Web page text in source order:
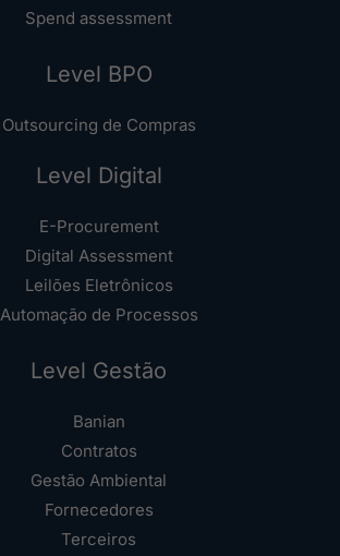
Spend assessment
Level BPO
Outsourcing de Compras
Level Digital
E-Procurement
Digital Assessment
Leilões Eletrônicos
Automação de Processos
Level Gestão
Banian
Contratos
Gestão Ambiental
Fornecedores
Terceiros